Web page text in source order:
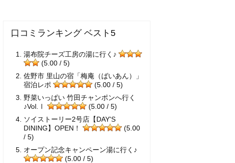
口コミランキング ベスト5
湯布院チーズ工房の湯に行く♪
(5.00 / 5)
佐野市 里山の宿「梅庵（ばいあん）」
宿泊レポ
(5.00 / 5)
野菜いっぱい 竹田チャンポンへ行く
♪Vol.Ⅰ
(5.00 / 5)
ソイストーリー2号店【DAY'S
DINING】OPEN！
(5.00
/ 5)
オープン記念キャンペーン湯に行く♪
(5.00 / 5)